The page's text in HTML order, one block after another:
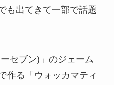
も出てきて一部で話題
セブン)」のジェーム
作る「ウォッカマティ